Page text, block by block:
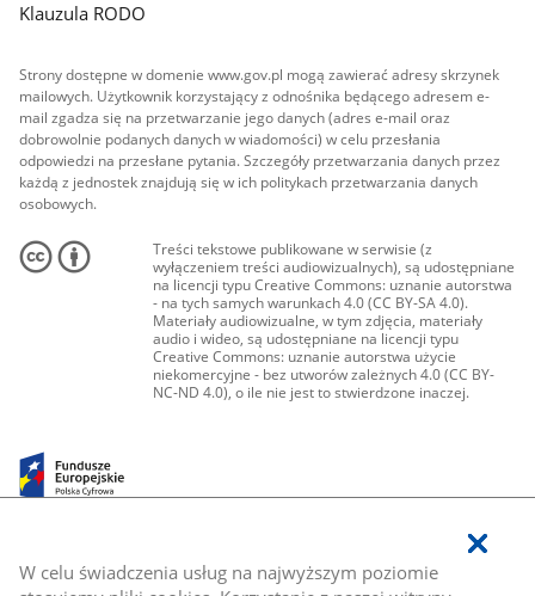
W celu świadczenia usług na najwyższym poziomie
Klauzula RODO
Strony dostępne w domenie www.gov.pl mogą zawierać adresy skrzynek
mailowych. Użytkownik korzystający z odnośnika będącego adresem e-
mail zgadza się na przetwarzanie jego danych (adres e-mail oraz
dobrowolnie podanych danych w wiadomości) w celu przesłania
odpowiedzi na przesłane pytania. Szczegóły przetwarzania danych przez
każdą z jednostek znajdują się w ich politykach przetwarzania danych
osobowych.
Treści tekstowe publikowane w serwisie (z
wyłączeniem treści audiowizualnych), są udostępniane
na licencji typu Creative Commons: uznanie autorstwa
- na tych samych warunkach 4.0 (CC BY-SA 4.0).
Materiały audiowizualne, w tym zdjęcia, materiały
audio i wideo, są udostępniane na licencji typu
Creative Commons: uznanie autorstwa użycie
niekomercyjne - bez utworów zależnych 4.0 (CC BY-
NC-ND 4.0), o ile nie jest to stwierdzone inaczej.